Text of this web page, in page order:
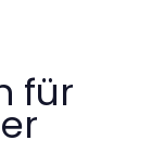
für